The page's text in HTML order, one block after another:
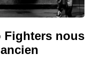
Fighters nous